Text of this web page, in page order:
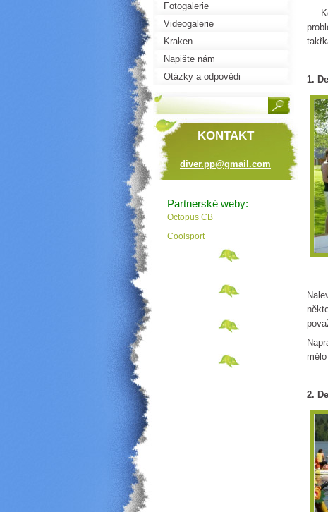
1.
2.
Fotogalerie
Videogalerie
Kraken
Napište nám
Otázky a odpovědi
KONTAKT
diver.pp@gmail.com
Partnerské weby:
Octopus CB
Coolsport